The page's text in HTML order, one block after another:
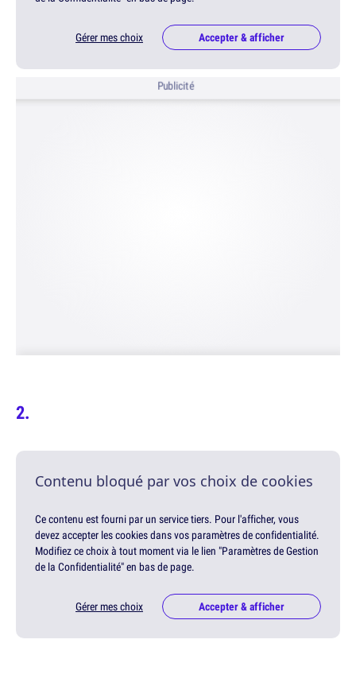
Gérer mes choix Accepter & afficher
Publicité
Contenu bloqué par vos choix de cookies
Ce contenu est fourni par un service tiers. Pour l'afficher, vous
devez accepter les cookies dans vos paramètres de confidentialité.
Modifiez ce choix à tout moment via le lien "Paramètres de Gestion
de la Confidentialité" en bas de page.
Gérer mes choix Accepter & afficher